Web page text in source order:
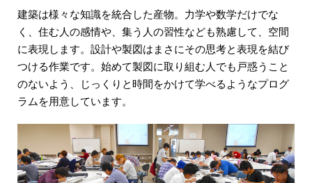
建築は様々な知識を統合した産物。力学や数学だけでな
く、住む人の感情や、集う人の習性なども熟慮して、空間
に表現します。設計や製図はまさにその思考と表現を結び
つける作業です。始めて製図に取り組む人でも戸惑うこと
のないよう、じっくりと時間をかけて学べるようなプログ
ラムを用意しています。